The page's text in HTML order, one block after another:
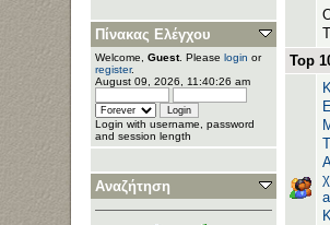
Πίνακας Ελέγχου
Welcome, Guest. Please login or
register.
August 09, 2026, 11:40:26 am
Login with username, password
and session length
Αναζήτηση
Top